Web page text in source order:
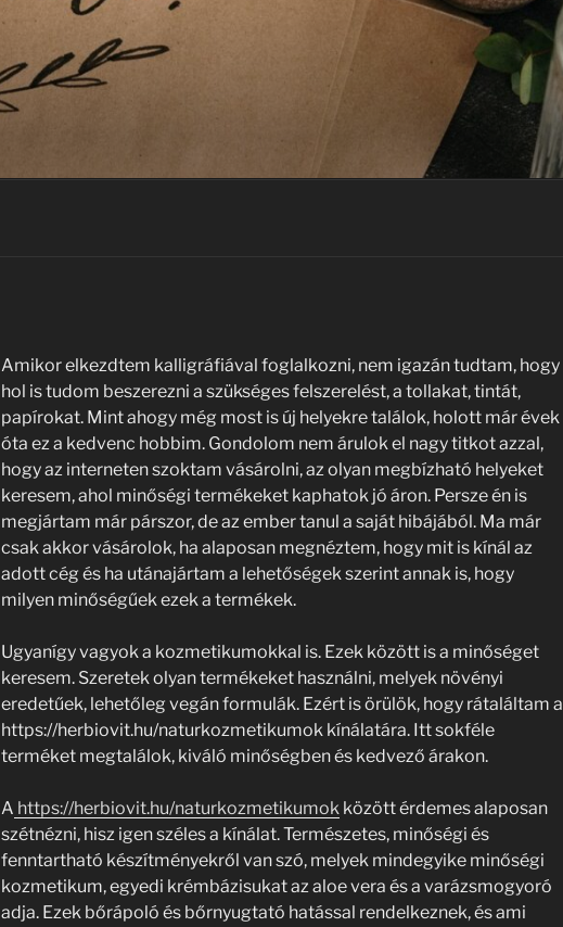
Amikor elkezdtem kalligráfiával foglalkozni, nem igazán tudtam, hogy
hol is tudom beszerezni a szükséges felszerelést, a tollakat, tintát,
papírokat. Mint ahogy még most is új helyekre találok, holott már évek
óta ez a kedvenc hobbim. Gondolom nem árulok el nagy titkot azzal,
hogy az interneten szoktam vásárolni, az olyan megbízható helyeket
keresem, ahol minőségi termékeket kaphatok jó áron. Persze én is
megjártam már párszor, de az ember tanul a saját hibájából. Ma már
csak akkor vásárolok, ha alaposan megnéztem, hogy mit is kínál az
adott cég és ha utánajártam a lehetőségek szerint annak is, hogy
milyen minőségűek ezek a termékek.
Ugyanígy vagyok a kozmetikumokkal is. Ezek között is a minőséget
keresem. Szeretek olyan termékeket használni, melyek növényi
eredetűek, lehetőleg vegán formulák. Ezért is örülök, hogy rátaláltam a
https://herbiovit.hu/naturkozmetikumok kínálatára. Itt sokféle
terméket megtalálok, kiváló minőségben és kedvező árakon.
A https://herbiovit.hu/naturkozmetikumokközött érdemes alaposan
szétnézni, hisz igen széles a kínálat. Természetes, minőségi és
fenntartható készítményekről van szó, melyek mindegyike minőségi
kozmetikum, egyedi krémbázisukat az aloe vera és a varázsmogyoró
adja. Ezek bőrápoló és bőrnyugtató hatással rendelkeznek, és ami